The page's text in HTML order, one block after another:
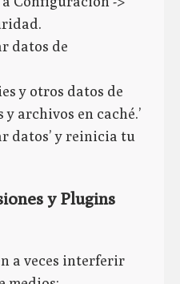
datos de
y otros datos de
y archivos en caché.’
datos’ y reinicia tu
y Plugins
a veces interferir